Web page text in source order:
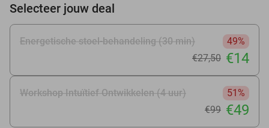
Selecteer jouw deal
Energetische stoel-behandeling (30 min)
49%
€27,50 €14
Workshop Intuïtief Ontwikkelen (4 uur)
51%
€99 €49